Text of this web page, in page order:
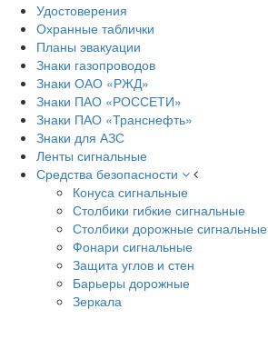
Удостоверения
Охранные таблички
Планы эвакуации
Знаки газопроводов
Знаки ОАО «РЖД»
Знаки ПАО «РОССЕТИ»
Знаки ПАО «Транснефть»
Знаки для АЗС
Ленты сигнальные
Средства безопасности
Конуса сигнальные
Столбики гибкие сигнальные
Столбики дорожные сигнальные
Фонари сигнальные
Защита углов и стен
Барьеры дорожные
Зеркала